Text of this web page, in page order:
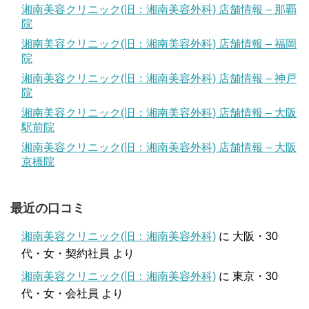
湘南美容クリニック(旧：湘南美容外科) 店舗情報 – 那覇
院
湘南美容クリニック(旧：湘南美容外科) 店舗情報 – 福岡
院
湘南美容クリニック(旧：湘南美容外科) 店舗情報 – 神戸
院
湘南美容クリニック(旧：湘南美容外科) 店舗情報 – 大阪
駅前院
湘南美容クリニック(旧：湘南美容外科) 店舗情報 – 大阪
京橋院
最近の口コミ
湘南美容クリニック(旧：湘南美容外科) に 大阪・30
代・女・契約社員 より
湘南美容クリニック(旧：湘南美容外科) に 東京・30
代・女・会社員 より